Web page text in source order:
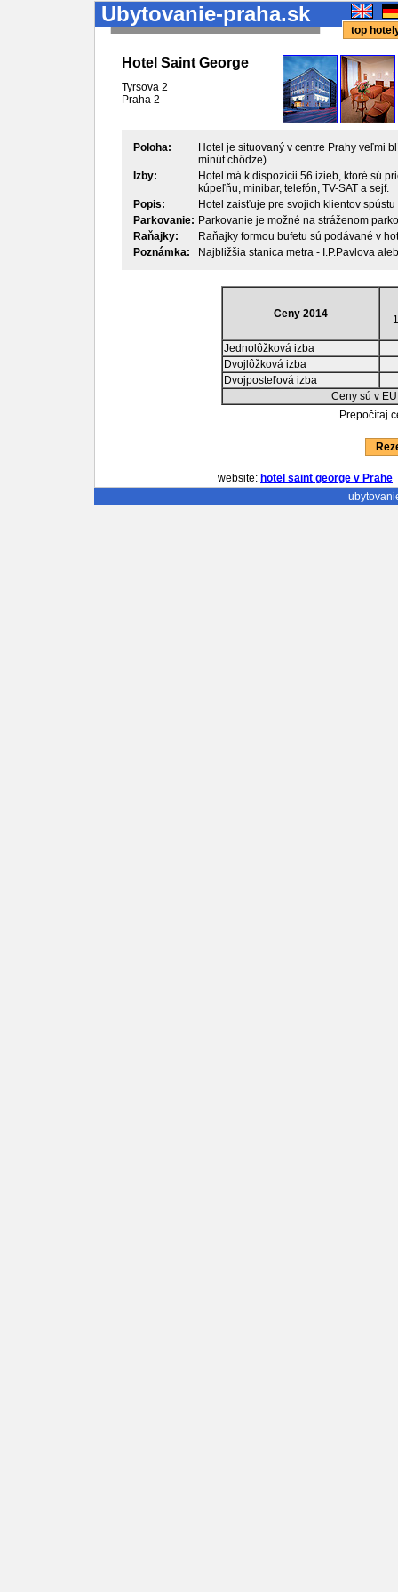
Ubytovanie-praha.sk
top
Hotel Saint George
Tyrsova 2
Praha 2
Poloha:
Hotel je situovaný v centre Prahy veľmi
minút chôdze).
Izby:
Hotel má k dispozícii 56 izieb, ktoré sú
kúpeľňu, minibar, telefón, TV-SAT a sejf.
Popis:
Hotel zaisťuje pre svojich klientov
Parkovanie: Parkovanie je možné na stráženom
Raňajky:
Raňajky formou bufetu sú podávané v
Poznámka:
Najbližšia stanica metra - I.P.Pavlova
Ceny 2014
Jednolôžková izba
Dvojlôžková izba
Dvojposteľová izba
Ceny sú v
Prepočítaj
website: hotel saint george v Prahe